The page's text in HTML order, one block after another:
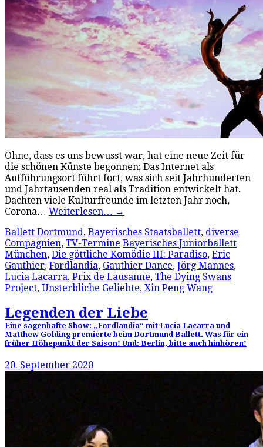
Ohne, dass es uns bewusst war, hat eine neue Zeit für
die schönen Künste begonnen: Das Internet als
Aufführungsort führt fort, was sich seit Jahrhunderten
und Jahrtausenden real als Tradition entwickelt hat.
Dachten viele Kulturfreunde im letzten Jahr noch,
Corona… Weiterlesen… →
Ballett Dortmund, Bayerisches Staatsballett, diverse
Compagnien, TV-Termine Bayerisches Juniorballett
München, Die göttliche Komödie III: Paradiso, Eric
Gauthier, Fordlandia, Gauthier Dance, Jörg Mannes,
Lucia Lacarra, Prix de Lausanne, The Dying Swans
Project, Unsterbliche Geliebte, Xin Peng Wang
Legenden der Liebe
Eine sagenhafte Show: „Fordlandia“ mit Lucia Lacarra und
Matthew Golding premierte beim Dortmund Ballett. Was für ein
früher Höhepunkt der Saison! Und: Berlin, bitte auch hinhören!
20. September 2020